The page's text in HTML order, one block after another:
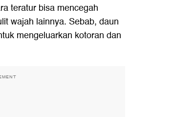
teratur bisa mencegah
wajah lainnya. Sebab, daun
mengeluarkan kotoran dan